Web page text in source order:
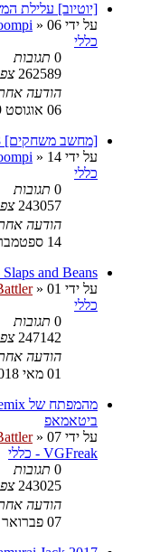
[יוטיוב] עלילת
על ידי
» 06 אוגוסט 2019, 07:22
כללי
0 תגובות
262589
הודעה
06 אוגוסט 2019, 07:22
[מחשב משחקים] PC-98, מכיל תוכן לגיל הבוגר!
על ידי
» 14 ספטמבר 2018, 13:24
כללי
0 תגובות
243057
הודעה
14 ספטמבר 2018, 13:24
and Beans
על ידי
» 01 מאי 2018, 09:04
כללי
0 תגובות
247142
הודעה
01 מאי 2018, 09:04
ביטאמאפ
על ידי
» 07 פברואר 2018, 11:30
VGFreak - כללי
0 תגובות
243025
הודעה
07 פברואר 2018, 11:30